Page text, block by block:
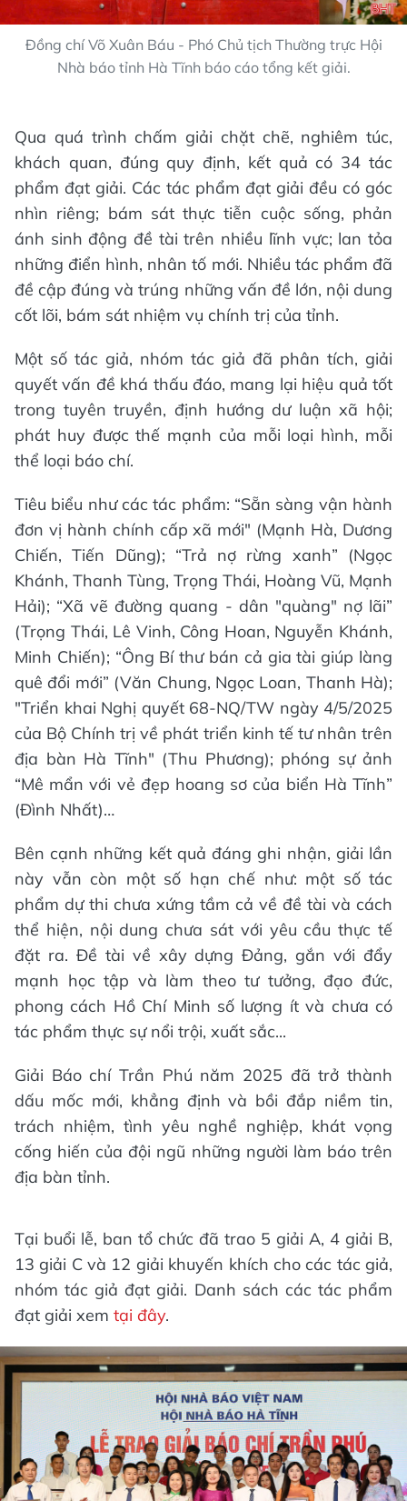
Đồng chí Võ Xuân Báu - Phó Chủ tịch Thường trực Hội
Nhà báo tỉnh Hà Tĩnh báo cáo tổng kết giải.
Qua quá trình chấm giải chặt chẽ, nghiêm túc,
khách quan, đúng quy định, kết quả có 34 tác
phẩm đạt giải. Các tác phẩm đạt giải đều có góc
nhìn riêng; bám sát thực tiễn cuộc sống, phản
ánh sinh động đề tài trên nhiều lĩnh vực; lan tỏa
những điển hình, nhân tố mới. Nhiều tác phẩm đã
đề cập đúng và trúng những vấn đề lớn, nội dung
cốt lõi, bám sát nhiệm vụ chính trị của tỉnh.
Một số tác giả, nhóm tác giả đã phân tích, giải
quyết vấn đề khá thấu đáo, mang lại hiệu quả tốt
trong tuyên truyền, định hướng dư luận xã hội;
phát huy được thế mạnh của mỗi loại hình, mỗi
thể loại báo chí.
Tiêu biểu như các tác phẩm: “Sẵn sàng vận hành
đơn vị hành chính cấp xã mới" (Mạnh Hà, Dương
Chiến, Tiến Dũng); “Trả nợ rừng xanh” (Ngọc
Khánh, Thanh Tùng, Trọng Thái, Hoàng Vũ, Mạnh
Hải); “Xã vẽ đường quang - dân "quàng" nợ lãi”
(Trọng Thái, Lê Vinh, Công Hoan, Nguyễn Khánh,
Minh Chiến); “Ông Bí thư bán cả gia tài giúp làng
quê đổi mới” (Văn Chung, Ngọc Loan, Thanh Hà);
"Triển khai Nghị quyết 68-NQ/TW ngày 4/5/2025
của Bộ Chính trị về phát triển kinh tế tư nhân trên
địa bàn Hà Tĩnh" (Thu Phương); phóng sự ảnh
“Mê mẩn với vẻ đẹp hoang sơ của biển Hà Tĩnh”
(Đình Nhất)…
Bên cạnh những kết quả đáng ghi nhận, giải lần
này vẫn còn một số hạn chế như: một số tác
phẩm dự thi chưa xứng tầm cả về đề tài và cách
thể hiện, nội dung chưa sát với yêu cầu thực tế
đặt ra. Đề tài về xây dựng Đảng, gắn với đẩy
mạnh học tập và làm theo tư tưởng, đạo đức,
phong cách Hồ Chí Minh số lượng ít và chưa có
tác phẩm thực sự nổi trội, xuất sắc...
Giải Báo chí Trần Phú năm 2025 đã trở thành
dấu mốc mới, khẳng định và bồi đắp niềm tin,
trách nhiệm, tình yêu nghề nghiệp, khát vọng
cống hiến của đội ngũ những người làm báo trên
địa bàn tỉnh.
Tại buổi lễ, ban tổ chức đã trao 5 giải A, 4 giải B,
13 giải C và 12 giải khuyến khích cho các tác giả,
nhóm tác giả đạt giải. Danh sách các tác phẩm
đạt giải xem tại đây.